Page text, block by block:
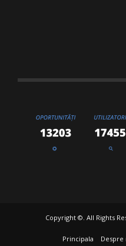
Copyright ©. All Rights
Principala Despre